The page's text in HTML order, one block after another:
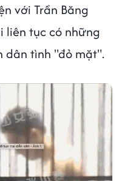
với Trần Băng
liên tục có những
dân tình "đỏ mặt".